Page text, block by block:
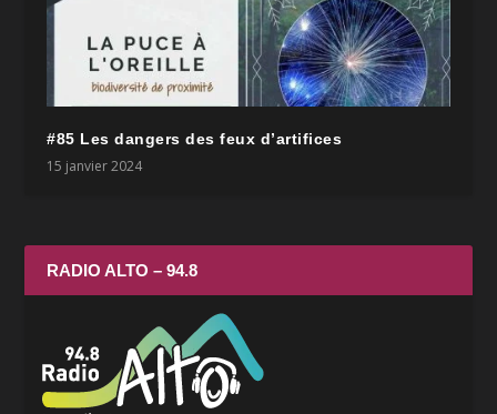
#85 Les dangers des feux d’artifices
15 janvier 2024
RADIO ALTO – 94.8